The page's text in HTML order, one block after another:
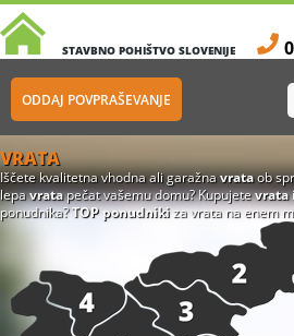
STAVBNO POHIŠTVO SLOVENIJE
ODDAJ POVPRAŠEVANJE
VRATA
Iščete kvalitetna vhodna ali garažnavrataob
lepavratapečat vašemu domu? Kupujetevrata
ponudnika?TOP ponudnikiza vrata na enem